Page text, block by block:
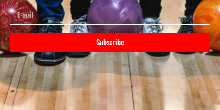
Subscribe